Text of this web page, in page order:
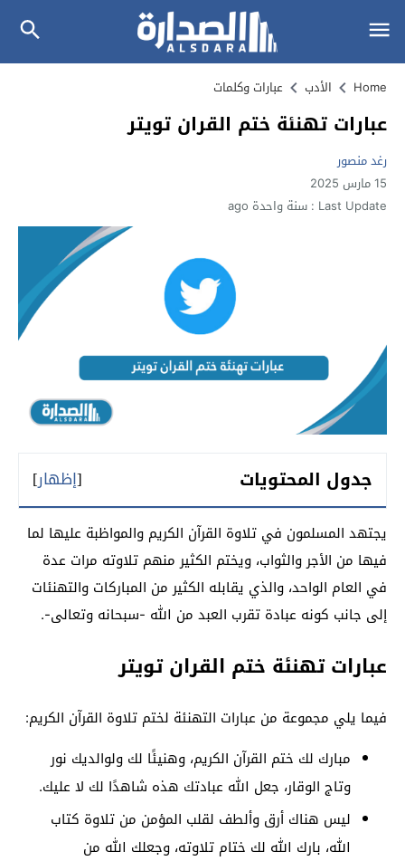
Home الأدب عبارات وكلمات
عبارات تهنئة ختم القران تويتر
رغد منصور
15 مارس 2025
Last Update : سنة واحدة ago
جدول المحتويات [إظهار]
يجتهد المسلمون في تلاوة القرآن الكريم والمواظبة عليها لما
فيها من الأجر والثواب، ويختم الكثير منهم تلاوته مرات عدة
في العام الواحد، والذي يقابله الكثير من المباركات والتهنئات
إلى جانب كونه عبادة تقرب العبد من الله -سبحانه وتعالى-.
عبارات تهنئة ختم القران تويتر
فيما يلي مجموعة من عبارات التهنئة لختم تلاوة القرآن الكريم:
مبارك لك ختم القرآن الكريم، وهنيئًا لك ولوالديك نور
وتاج الوقار، جعل الله عبادتك هذه شاهدًا لك لا عليك.
ليس هناك أرق وألطف لقلب المؤمن من تلاوة كتاب
الله، بارك الله لك ختام تلاوته، وجعلك الله من